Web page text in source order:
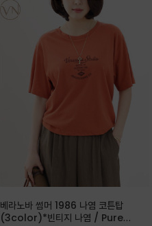
베라노바 썸머 1986 나염 코튼탑
(3color)*빈티지 나염 / Pure